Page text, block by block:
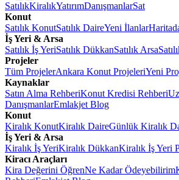
SatılıkKiralıkYatırımDanışmanlarSat
Konut
Satılık KonutSatılık DaireYeni İlanlar
İş Yeri & Arsa
Satılık İş YeriSatılık DükkanSatılık Arsa
Projeler
Tüm ProjelerAnkara Konut ProjeleriYeni
Kaynaklar
Satın Alma RehberiKonut Kredisi Rehberi
DanışmanlarEmlakjet Blog
Konut
Kiralık KonutKiralık DaireGünlük Kiralık
İş Yeri & Arsa
Kiralık İş YeriKiralık DükkanKiralık İş Yeri
Kiracı Araçları
Kira Değerini ÖğrenNe Kadar Ödeyebilirim